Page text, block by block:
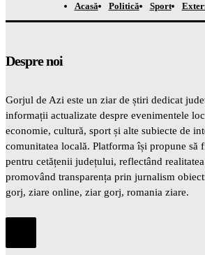
Acasă Politică Sport
Despre noi
Gorjul de Azi este un ziar de știri dedicat
informații actualizate despre evenimentele
economie, cultură, sport și alte subiecte de
comunitatea locală. Platforma își propune să
pentru cetățenii județului, reflectând
promovând transparența prin jurnalism
gorj, ziare online, ziar gorj, romania ziare.